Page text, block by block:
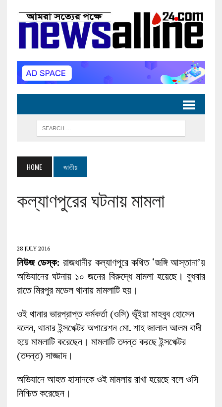
HOME জাতীয়
কল্যাণপুরের ঘটনায় মামলা
28 JULY 2016
নিউজ ডেস্ক: রাজধানীর কল্যাণপুরে কথিত ‘জঙ্গি আস্তানা’য়
অভিযানের ঘটনায় ১০ জনের বিরুদ্ধে মামলা হয়েছে। বুধবার
রাতে মিরপুর মডেল থানায় মামলাটি হয়।
ওই থানার ভারপ্রাপ্ত কর্মকর্তা (ওসি) ভূঁইয়া মাহবুব হোসেন
বলেন, থানার ইন্সপেক্টর অপারেশন মো. শাহ জালাল আলম বাদী
হয়ে মামলাটি করেছেন। মামলাটি তদন্ত করছে ইন্সপেক্টর
(তদন্ত) সাজ্জাদ।
অভিযানে আহত হাসানকে ওই মামলায় রাখা হয়েছে বলে ওসি
নিশ্চিত করেছেন।